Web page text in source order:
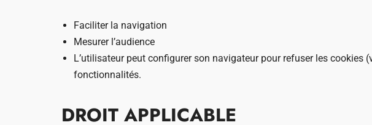
Faciliter la navigation
Mesurer l’audience
L’utilisateur peut configurer son navigateur pour refuser les cookies
fonctionnalités.
DROIT APPLICABLE